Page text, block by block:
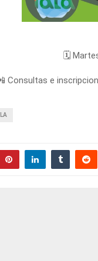
🗓
Consultas e